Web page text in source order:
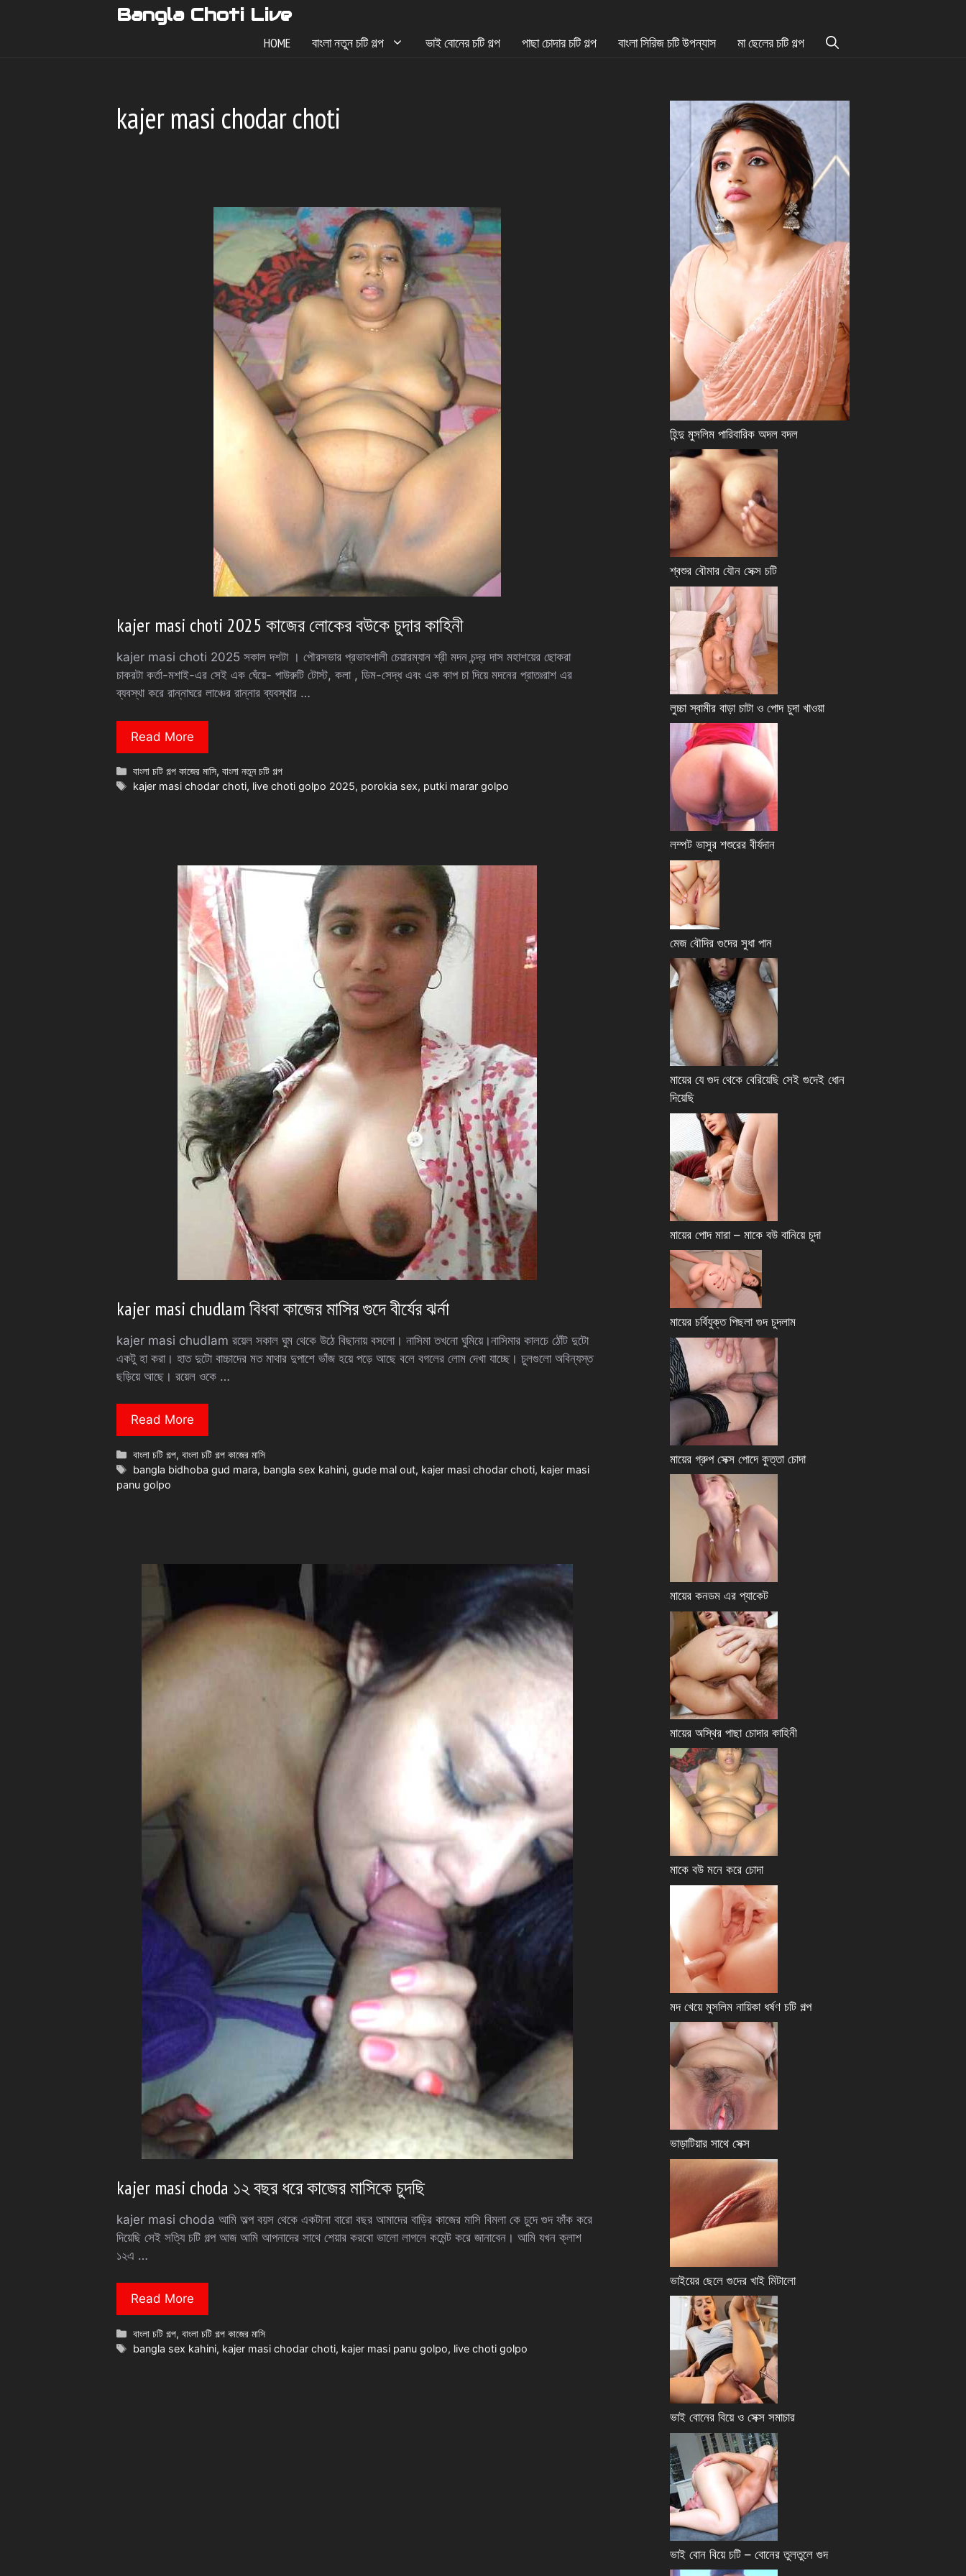
Bangla Choti Live
HOME বাংলা নতুন চটি গল্প ভাই বোনের চটি গল্প পাছা চোদার চটি গল্প বাংলা সিরিজ চটি উপন্যাস মা ছেলের চটি গল্প
kajer masi chodar choti
kajer masi choti 2025 কাজের লোকের বউকে চুদার কাহিনী
kajer masi choti 2025 সকাল দশটা । পৌরসভার প্রভাবশালী চেয়ারম্যান শ্রী মদন চন্দ্র দাস মহাশয়ের ছোকরা
চাকরটা কর্তা-মশাই-এর সেই এক ঘেঁয়ে- পাউরুটি টোস্ট, কলা , ডিম-সেদ্ধ এবং এক কাপ চা দিয়ে মদনের প্রাতঃরাশ এর
ব্যবস্থা করে রান্নাঘরে লাঞ্চের রান্নার ব্যবস্থার …
Read More
Categories
বাংলা চটি গল্প কাজের মাসি,বাংলা নতুন চটি গল্প
Tags
kajer masi chodar choti, live choti golpo 2025, porokia sex, putki marar golpo
kajer masi chudlam বিধবা কাজের মাসির গুদে বীর্যের ঝর্না
kajer masi chudlam রয়েল সকাল ঘুম থেকে উঠে বিছানায় বসলো। নাসিমা তখনো ঘুমিয়ে।নাসিমার কালচে ঠোঁট দুটো
একটু হা করা। হাত দুটো বাচ্চাদের মত মাথার দুপাশে ভাঁজ হয়ে পড়ে আছে বলে বগলের লোম দেখা যাচ্ছে। চুলগুলো অবিন্যস্ত
ছড়িয়ে আছে। রয়েল ওকে …
Read More
Categories
বাংলা চটি গল্প,বাংলা চটি গল্প কাজের মাসি
Tags
bangla bidhoba gud mara, bangla sex kahini,gude mal out, kajer masi chodar choti, kajer masi
panu golpo
kajer masi choda ১২ বছর ধরে কাজের মাসিকে চুদছি
kajer masi choda আমি অল্প বয়স থেকে একটানা বারো বছর আমাদের বাড়ির কাজের মাসি বিমলা কে চুদে গুদ ফাঁক করে
দিয়েছি সেই সত্যি চটি গল্প আজ আমি আপনাদের সাথে শেয়ার করবো ভালো লাগলে কমেন্ট করে জানাবেন। আমি যখন ক্লাশ
১২এ …
Read More
Categories
বাংলা চটি গল্প,বাংলা চটি গল্প কাজের মাসি
Tags
bangla sex kahini, kajer masi chodar choti, kajer masi panu golpo, live choti golpo
হিন্দু মুসলিম পারিবারিক অদল বদল
শ্বশুর বৌমার যৌন সেক্স চটি
লুচ্চা স্বামীর বাড়া চাটা ও পোদ চুদা খাওয়া
লম্পট ভাসুর শশুরের বীর্যদান
মেজ বৌদির গুদের সুধা পান
মায়ের যে গুদ থেকে বেরিয়েছি সেই গুদেই ধোন
দিয়েছি
মায়ের পোদ মারা – মাকে বউ বানিয়ে চুদা
মায়ের চর্বিযুক্ত পিছলা গুদ চুদলাম
মায়ের গ্রুপ সেক্স পোদে কুত্তা চোদা
মায়ের কনডম এর প্যাকেট
মায়ের অস্থির পাছা চোদার কাহিনী
মাকে বউ মনে করে চোদা
মদ খেয়ে মুসলিম নায়িকা ধর্ষণ চটি গল্প
ভাড়াটিয়ার সাথে সেক্স
ভাইয়ের ছেলে গুদের খাই মিটালো
ভাই বোনের বিয়ে ও সেক্স সমাচার
ভাই বোন বিয়ে চটি – বোনের তুলতুলে গুদ